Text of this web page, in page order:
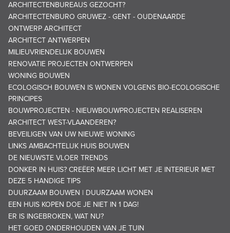
ARCHITECTENBUREAUS GEZOCHT?
ARCHITECTENBURO GRUWEZ - GENT - OUDENAARDE
ONTWERP ARCHITECT
ARCHITECT ANTWERPEN
MILIEUVRIENDELIJK BOUWEN
RENOVATIE PROJECTEN ONTWERPEN
WONING BOUWEN
ECOLOGISCH BOUWEN IS WONEN VOLGENS BIO-ECOLOGISCHE
PRINCIPES
BOUWPROJECTEN - NIEUWBOUWPROJECTEN REALISEREN
ARCHITECT WEST-VLAANDEREN?
BEVEILIGEN VAN UW NIEUWE WONING
LINKS AMBACHTELIJK HUIS BOUWEN
DE NIEUWSTE VLOER TRENDS
DONKER IN HUIS? CREËER MEER LICHT MET JE INTERIEUR MET
DEZE 5 HANDIGE TIPS
DUURZAAM BOUWEN | DUURZAAM WONEN
EEN HUIS KOPEN DOE JE NIET IN 1 DAG!
ER IS INGEBROKEN, WAT NU?
HET GOED ONDERHOUDEN VAN JE TUIN